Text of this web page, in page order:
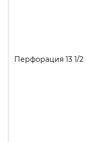
Перфорация 13 1/2